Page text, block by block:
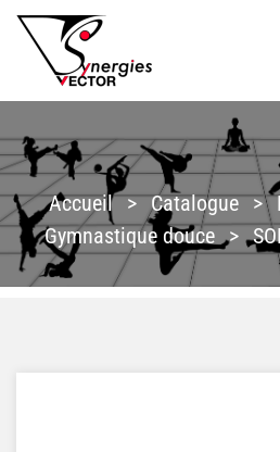
Aller au contenu
SYNERGIES
Accueil > Catalogue >
Gymnastique douce >